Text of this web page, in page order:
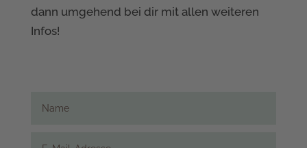
dann umgehend bei dir mit allen weiteren
Infos!